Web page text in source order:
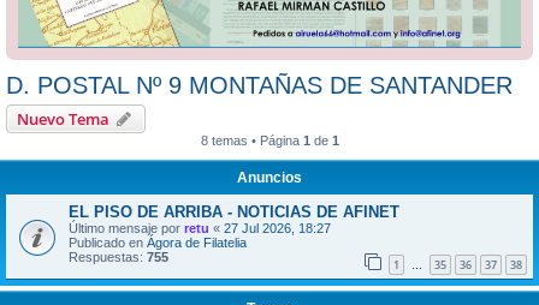
D. POSTAL Nº 9 MONTAÑAS DE SANTANDER
Nuevo Tema
8 temas • Página 1 de 1
Anuncios
EL PISO DE ARRIBA - NOTICIAS DE AFINET
Último mensaje por retu « 27 Jul 2026, 18:27
Publicado en Ágora de Filatelia
Respuestas: 755 1 … 35 36 37 38